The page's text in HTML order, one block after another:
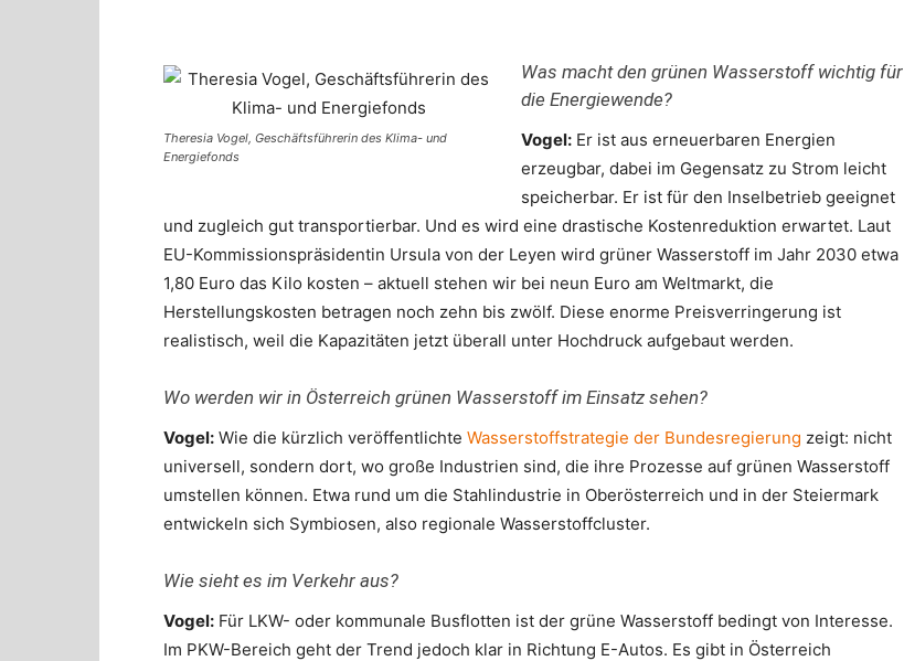
Theresia Vogel, Geschäftsführerin des Klima- und
Energiefonds
Was macht den grünen Wasserstoff wichtig für
die Energiewende?
Vogel: Er ist aus erneuerbaren Energien
erzeugbar, dabei im Gegensatz zu Strom leicht
speicherbar. Er ist für den Inselbetrieb geeignet
und zugleich gut transportierbar. Und es wird eine drastische Kostenreduktion erwartet. Laut
EU-Kommissionspräsidentin Ursula von der Leyen wird grüner Wasserstoff im Jahr 2030 etwa
1,80 Euro das Kilo kosten – aktuell stehen wir bei neun Euro am Weltmarkt, die
Herstellungskosten betragen noch zehn bis zwölf. Diese enorme Preisverringerung ist
realistisch, weil die Kapazitäten jetzt überall unter Hochdruck aufgebaut werden.
Wo werden wir in Österreich grünen Wasserstoff im Einsatz sehen?
Vogel: Wie die kürzlich veröffentlichte Wasserstoffstrategie der Bundesregierung zeigt: nicht
universell, sondern dort, wo große Industrien sind, die ihre Prozesse auf grünen Wasserstoff
umstellen können. Etwa rund um die Stahlindustrie in Oberösterreich und in der Steiermark
entwickeln sich Symbiosen, also regionale Wasserstoffcluster.
Wie sieht es im Verkehr aus?
Vogel: Für LKW- oder kommunale Busflotten ist der grüne Wasserstoff bedingt von Interesse.
Im PKW-Bereich geht der Trend jedoch klar in Richtung E-Autos. Es gibt in Österreich